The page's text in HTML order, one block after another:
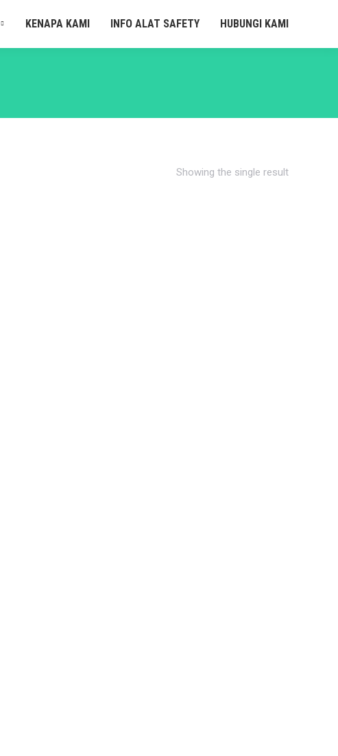
KENAPA KAMI INFO ALAT SAFETY HUBUNGI KAMI
Showing the single result